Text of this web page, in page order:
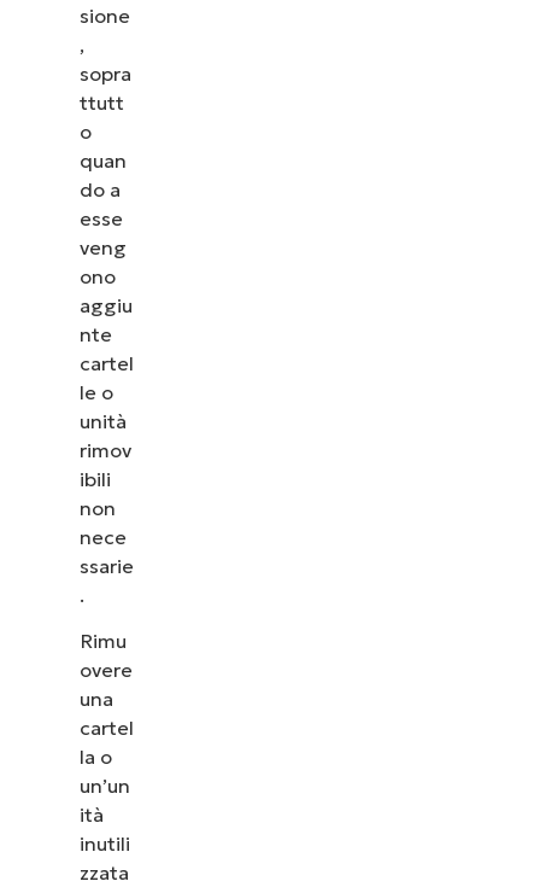
sione
,
sopra
ttutt
o
quan
do a
esse
veng
ono
aggiu
nte
cartel
le o
unità
rimov
ibili
non
nece
ssarie
.
Rimu
overe
una
cartel
la o
un’un
ità
inutili
zzata